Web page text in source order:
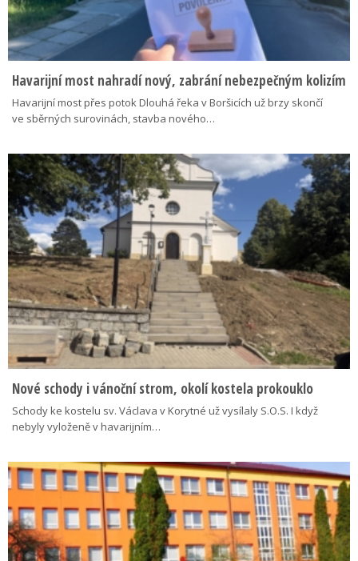
Havarijní most nahradí nový, zabrání nebezpečným kolizím
Havarijní most přes potok Dlouhá řeka v Boršicích už brzy skončí
ve sběrných surovinách, stavba nového…
Nové schody i vánoční strom, okolí kostela prokouklo
Schody ke kostelu sv. Václava v Korytné už vysílaly S.O.S. I když
nebyly vyloženě v havarijním…